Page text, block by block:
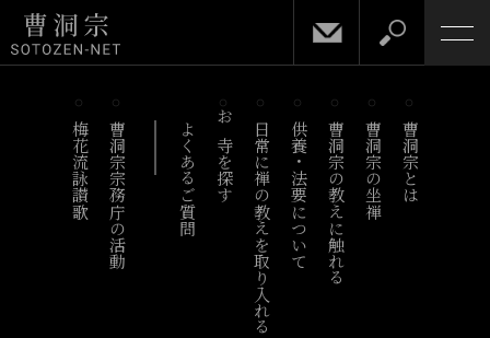
梅花流詠讃歌 曹洞宗宗務庁の活動 よくあるご質問 お寺を探す 日常に禅の教えを取り入れる供養・法要について曹洞宗の教えに触れる 曹洞宗の坐禅 曹洞宗とは